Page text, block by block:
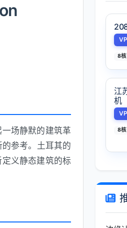
场静默的建筑革
参考。土耳其的
义静态建筑的标
8核
江
机
8核